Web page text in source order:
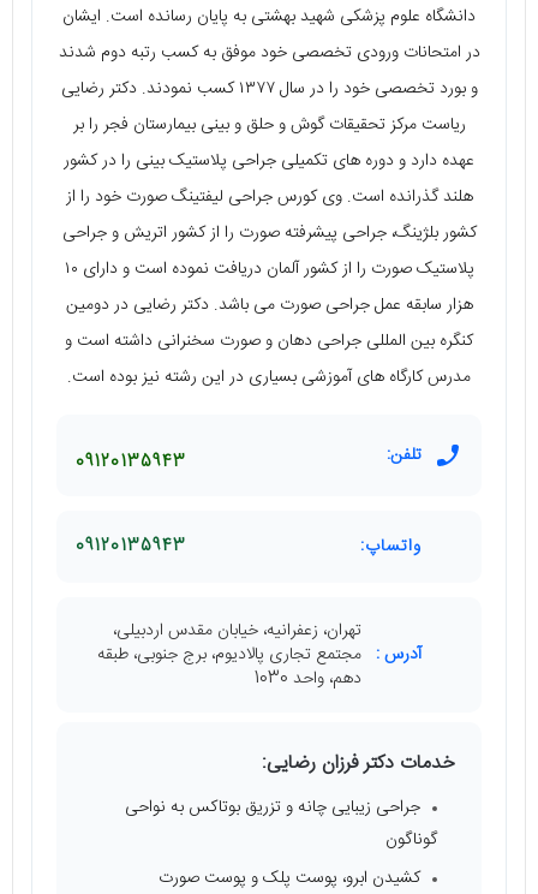
دانشگاه علوم پزشکی شهید بهشتی به پایان رسانده است. ایشان
در امتحانات ورودی تخصصی خود موفق به کسب رتبه دوم شدند
و بورد تخصصی خود را در سال ۱۳۷۷ کسب نمودند. دکتر رضایی
ریاست مرکز تحقیقات گوش و حلق و بینی بیمارستان فجر را بر
عهده دارد و دوره‌ های تکمیلی جراحی پلاستیک بینی را در کشور
هلند گذرانده است. وی کورس جراحی لیفتینگ صورت خود را از
کشور بلژینگ، جراحی پیشرفته صورت را از کشور اتریش و جراحی
پلاستیک صورت را از کشور آلمان دریافت نموده است و دارای ۱۰
هزار سابقه عمل جراحی صورت می‌ باشد. دکتر رضایی در دومین
کنگره بین‌ المللی جراحی دهان و صورت سخنرانی داشته است و
مدرس کارگاه های آموزشی بسیاری در این رشته نیز بوده است.
تلفن: 09120135943
واتساپ: 09120135943
آدرس :
تهران، زعفرانیه، خیابان مقدس اردبیلی،
مجتمع تجاری پالادیوم، برج جنوبی، طبقه
دهم، واحد 1030
خدمات دکتر فرزان رضایی:
جراحی زیبایی چانه و تزریق بوتاکس به نواحی
گوناگون
کشیدن ابرو، پوست پلک و پوست صورت